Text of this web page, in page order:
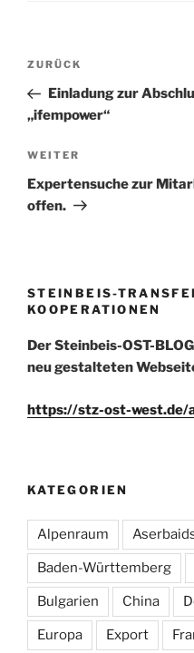
Beitragsnavigation
Vorheriger
Beitrag
ZURÜCK
Einladung zur
„ifempower“
Nächster
Beitrag
WEITER
Expertensuche zur
offen.
STEINBEIS-
KOOPERATIONEN
Der Steinbeis-OST-
neu gestalteten
https://stz-ost-west.de/
KATEGORIEN
Alpenraum
Baden-Württemberg
Bulgarien China
Europa Export